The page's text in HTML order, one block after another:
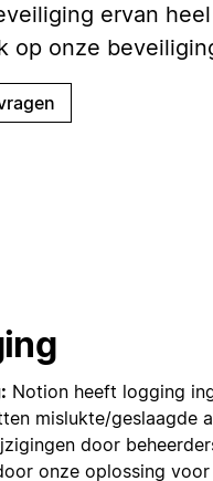
ervan
op onze
Notion heeft logging
mislukte/geslaagde
door
onze oplossing